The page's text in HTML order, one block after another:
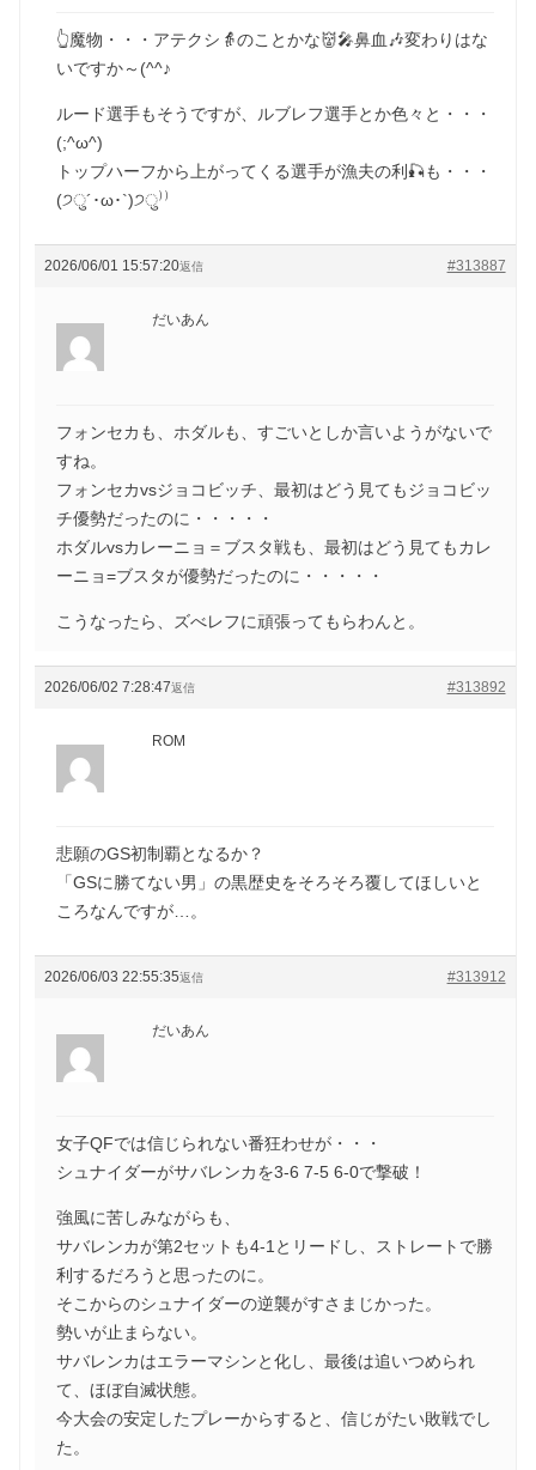
👆魔物・・・アテクシ👵のことかな👹🎤鼻血🎶変わりはな
いですか～(^^♪
ルード選手もそうですが、ルブレフ選手とか色々と・・・
(;^ω^)
トップハーフから上がってくる選手が漁夫の利🎣も・・・
(੭ु´･ω･`)੭ु⁾⁾
2026/06/01 15:57:20 #313887
返信
だいあん
フォンセカも、ホダルも、すごいとしか言いようがないで
すね。
フォンセカvsジョコビッチ、最初はどう見てもジョコビッ
チ優勢だったのに・・・・・
ホダルvsカレーニョ＝ブスタ戦も、最初はどう見てもカレ
ーニョ=ブスタが優勢だったのに・・・・・
こうなったら、ズべレフに頑張ってもらわんと。
2026/06/02 7:28:47 #313892
返信
ROM
悲願のGS初制覇となるか？
「GSに勝てない男」の黒歴史をそろそろ覆してほしいと
ころなんですが…。
2026/06/03 22:55:35 #313912
返信
だいあん
女子QFでは信じられない番狂わせが・・・
シュナイダーがサバレンカを3-6 7-5 6-0で撃破！
強風に苦しみながらも、
サバレンカが第2セットも4-1とリードし、ストレートで勝
利するだろうと思ったのに。
そこからのシュナイダーの逆襲がすさまじかった。
勢いが止まらない。
サバレンカはエラーマシンと化し、最後は追いつめられ
て、ほぼ自滅状態。
今大会の安定したプレーからすると、信じがたい敗戦でし
た。